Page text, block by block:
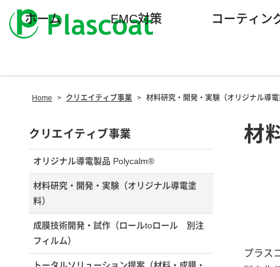
ホーム EMC対策 コーティン
Home > クリエイティブ事業 > 材料研究・開発・実験（オリジナル導電
材
プラス
クリエイティブ事業
オリジナル導電製品 Polycalm®
材料研究・開発・実験（オリジナル導電塗
料）
成膜技術開発・試作（ロールtoロール 別注
フィルム）